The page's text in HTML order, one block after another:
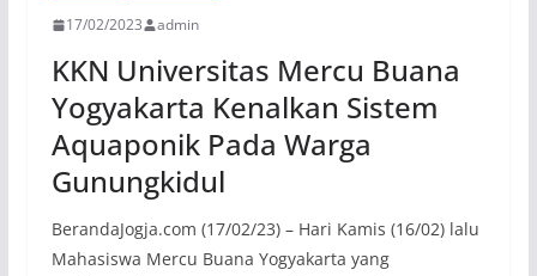
17/02/2023 admin
KKN Universitas Mercu Buana
Yogyakarta Kenalkan Sistem
Aquaponik Pada Warga
Gunungkidul
BerandaJogja.com (17/02/23) – Hari Kamis (16/02) lalu
Mahasiswa Mercu Buana Yogyakarta yang